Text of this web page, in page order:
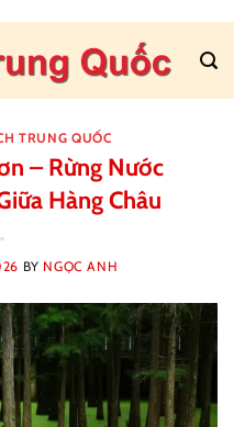
TRUNG QUỐC
– Rừng Nước
Hàng Châu
BY NGỌC ANH